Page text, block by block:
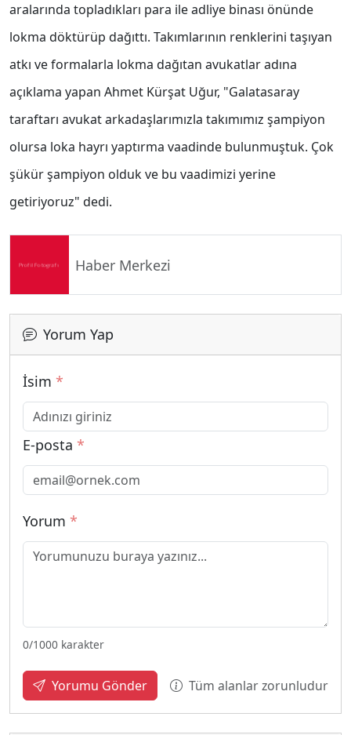
aralarında topladıkları para ile adliye binası önünde
lokma döktürüp dağıttı. Takımlarının renklerini taşıyan
atkı ve formalarla lokma dağıtan avukatlar adına
açıklama yapan Ahmet Kürşat Uğur, "Galatasaray
taraftarı avukat arkadaşlarımızla takımımız şampiyon
olursa loka hayrı yaptırma vaadinde bulunmuştuk. Çok
şükür şampiyon olduk ve bu vaadimizi yerine
getiriyoruz" dedi.
Haber Merkezi
Yorum Yap
İsim *
E-posta *
Yorum *
0/1000 karakter
Yorumu Gönder Tüm alanlar zorunludur